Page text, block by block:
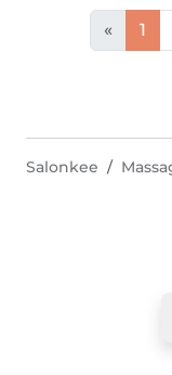
« 1
Salonkee